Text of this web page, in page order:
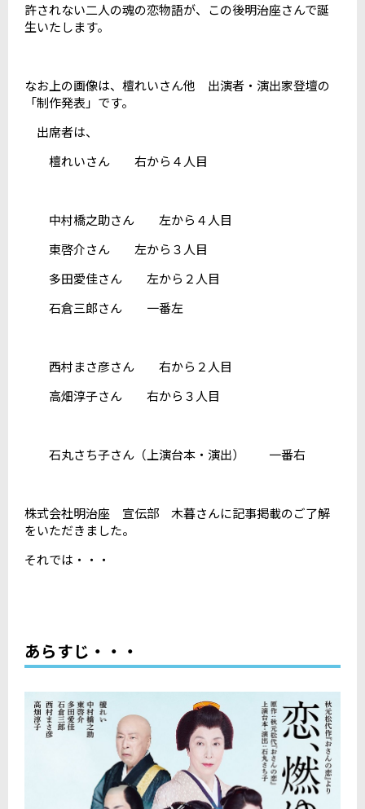
許されない二人の魂の恋物語が、この後明治座さんで誕
生いたします。
なお上の画像は、檀れいさん他 出演者・演出家登壇の
「制作発表」です。
出席者は、
檀れいさん 右から４人目
中村橋之助さん 左から４人目
東啓介さん 左から３人目
多田愛佳さん 左から２人目
石倉三郎さん 一番左
西村まさ彦さん 右から２人目
高畑淳子さん 右から３人目
石丸さち子さん（上演台本・演出） 一番右
株式会社明治座 宣伝部 木暮さんに記事掲載のご了解
をいただきました。
それでは・・・
あらすじ・・・